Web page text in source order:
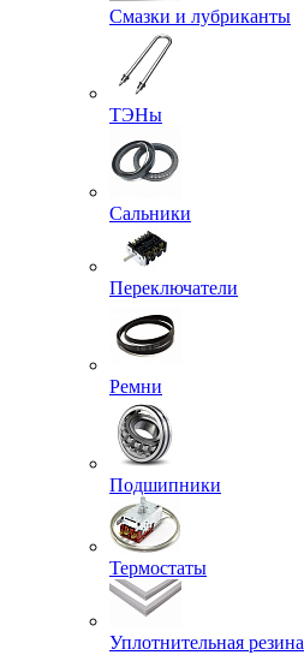
Смазки и лубриканты
ТЭНы
Сальники
Переключатели
Ремни
Подшипники
Термостаты
Уплотнительная резина